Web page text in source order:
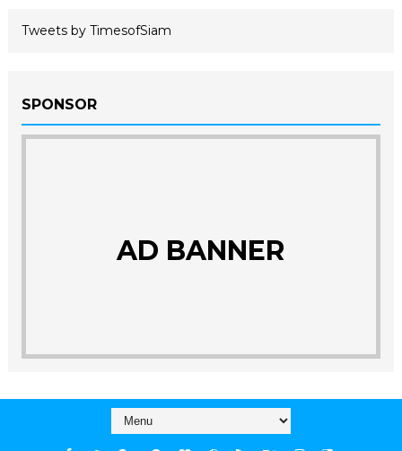
Tweets by TimesofSiam
SPONSOR
AD BANNER